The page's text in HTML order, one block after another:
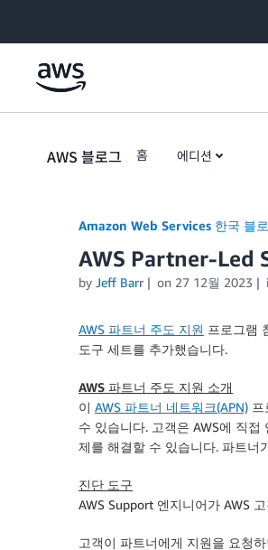
AWS 블로그 홈 에디션
Amazon Web Services 한국 블
AWS Partner-Led
by Jeff Barr on 27 12월 2023
AWS 파트너 주도 지원 프로그램
도구 세트를 추가했습니다.
AWS 파트너 주도 지원 소개
이 AWS 파트너 네트워크(APN)
수 있습니다. 고객은 AWS에 직
제를 해결할 수 있습니다. 파트너
진단 도구
AWS Support 엔지니어가 AWS
고객이 파트너에게 지원을 요청